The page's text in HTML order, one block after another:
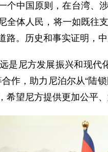
个中国原则，在台湾、
全体人民，将一如既往
。历史和事实证明，
是尼方发展振兴和现
作，助力尼泊尔从“陆
望尼方提供更加公平